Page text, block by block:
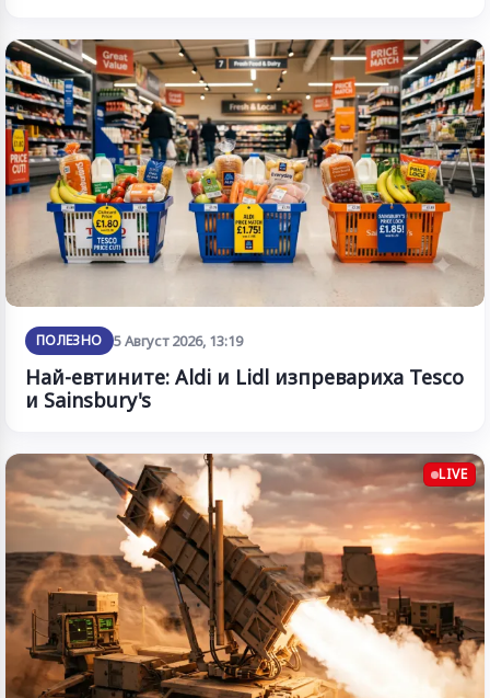
ПОЛЕЗНО 5 Август 2026, 13:19
Най-евтините: Aldi и Lidl изпревариха Tesco
и Sainsbury's
LIVE